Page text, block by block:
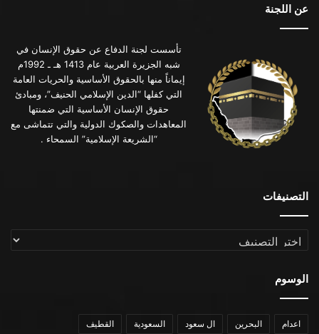
عن اللجنة
تأسست لجنة الدفاع عن حقوق الإنسان في
شبه الجزيرة العربية عام 1413 هـ ـ 1992م
إيماناً منها بالحقوق الأساسية والحريات العامة
التي كفلها “الدين الإسلامي الحنيف”، ومبادئ
حقوق الإنسان الأساسية التي ضمنتها
المعاهدات والصكوك الدولية والتي تتماشى مع
“الشريعة الإسلامية” السمحاء .
التصنيفات
التصنيفات
الوسوم
اعدام البحرين ال سعود السعودية القطيف